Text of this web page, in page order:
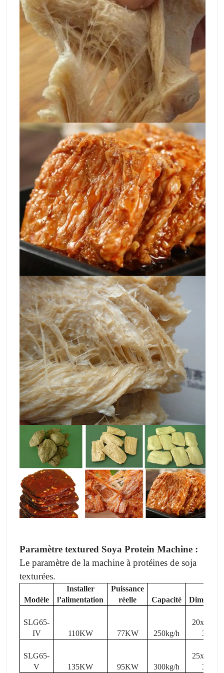
Paramètre textured Soya Protein Machine :
Le paramètre de la machine à protéines de soja
texturées.
Modèle
Installer
l’alimentation
Puissance
réelle
Capacité
SLG65-
IV
110KW 77KW 250kg/h
20x 2.0 x
3.0
SLG65-
V
135KW 95KW 300kg/h
25x 2.0 x
3.0